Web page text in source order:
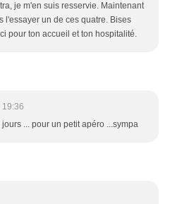
je m'en suis resservie. Maintenant
l'essayer un de ces quatre. Bises
pour ton accueil et ton hospitalité.
19:36
... pour un petit apéro ...sympa